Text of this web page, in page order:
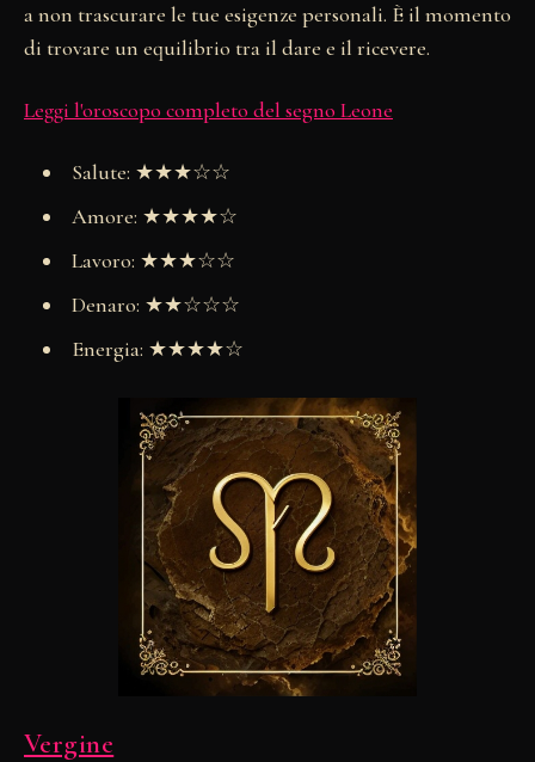
a non trascurare le tue esigenze personali. È il momento
di trovare un equilibrio tra il dare e il ricevere.
Leggi l'oroscopo completo del segno Leone
Salute: ★★★☆☆
Amore: ★★★★☆
Lavoro: ★★★☆☆
Denaro: ★★☆☆☆
Energia: ★★★★☆
Vergine